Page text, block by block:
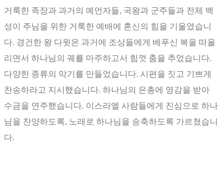
거룩한 족장과 과거의 예언자들, 국왕과 군주들과 전체 백
성이 주님을 위한 거룩한 예배에 혼신의 힘을 기울였습니
다. 경건한 왕 다윗은 과거에 조상들에게 베푸신 복을 떠올
리면서 하나님의 궤를 마주하고서 힘껏 춤을 추었습니다.
다양한 종류의 악기를 만들었습니다. 시편을 짓고 기쁘게
찬송하라고 지시했습니다. 하나님의 은총에 영감을 받아
수금을 연주했습니다. 이스라엘 사람들에게 진심으로 하나
님을 찬양하도록, 노래로 하나님을 송축하도록 가르쳤습니
다.